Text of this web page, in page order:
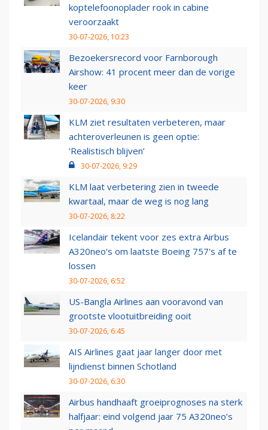
koptelefoonoplader rook in cabine
veroorzaakt
30-07-2026, 10:23
Bezoekersrecord voor Farnborough
Airshow: 41 procent meer dan de vorige
keer
30-07-2026, 9:30
KLM ziet resultaten verbeteren, maar
achteroverleunen is geen optie:
‘Realistisch blijven’
30-07-2026, 9:29
KLM laat verbetering zien in tweede
kwartaal, maar de weg is nog lang
30-07-2026, 8:22
Icelandair tekent voor zes extra Airbus
A320neo's om laatste Boeing 757's af te
lossen
30-07-2026, 6:52
US-Bangla Airlines aan vooravond van
grootste vlootuitbreiding ooit
30-07-2026, 6:45
AIS Airlines gaat jaar langer door met
lijndienst binnen Schotland
30-07-2026, 6:30
Airbus handhaaft groeiprognoses na sterk
halfjaar: eind volgend jaar 75 A320neo’s